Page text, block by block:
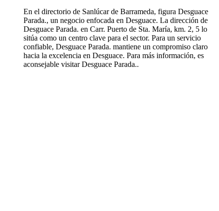
En el directorio de Sanlúcar de Barrameda, figura Desguace
Parada., un negocio enfocada en Desguace. La dirección de
Desguace Parada. en Carr. Puerto de Sta. María, km. 2, 5 lo
sitúa como un centro clave para el sector. Para un servicio
confiable, Desguace Parada. mantiene un compromiso claro
hacia la excelencia en Desguace. Para más información, es
aconsejable visitar Desguace Parada..